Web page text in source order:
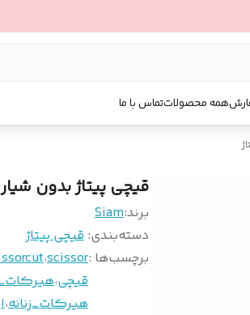
همه محصولاتتماس با ما
قیچی پیتاژ بدون شیار 6 اینچ Finny(siam) صیام(فینی)
برند:Siam
دسته‌بندی: قیچی پیتاژ
برچسب‌ها :scissor،
قيچى،
هيركات_زنانه،